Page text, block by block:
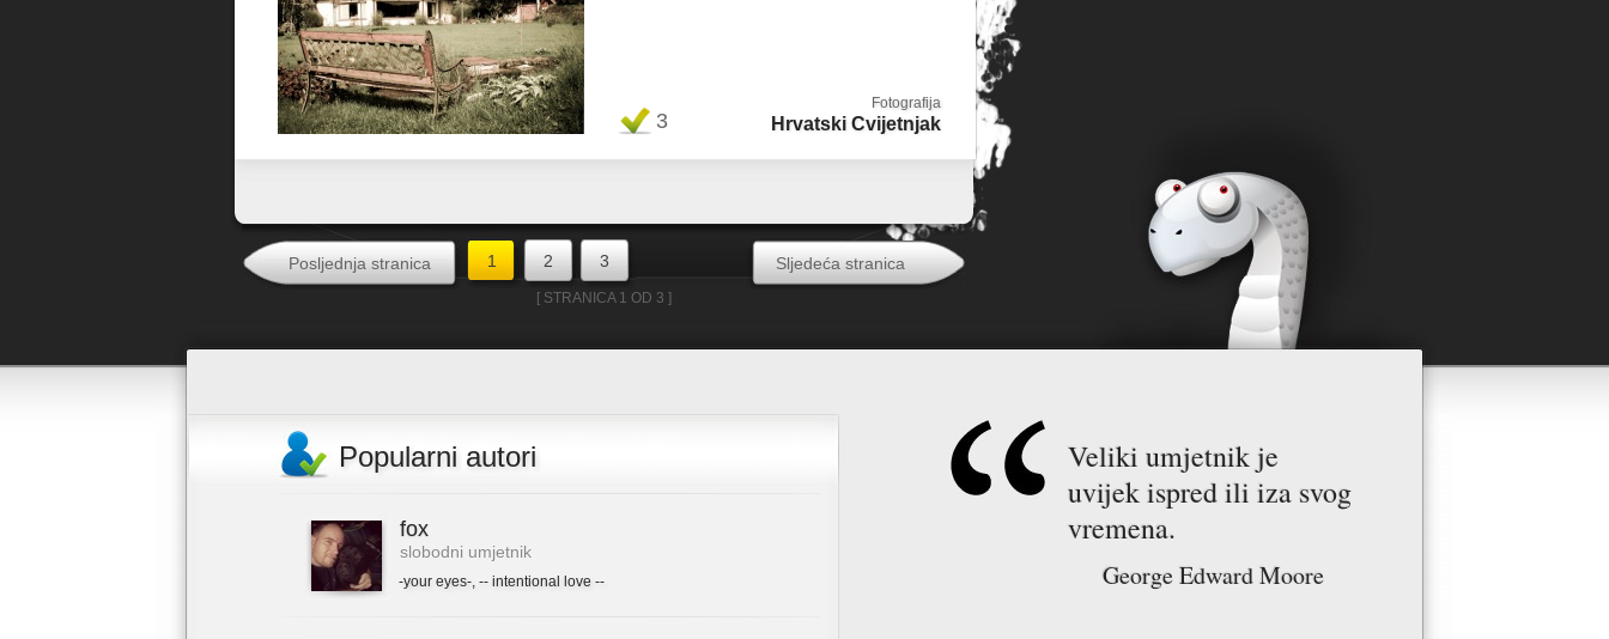
Hrvatski Cvijetnjak
Fotografija
Favorit 3
Sljedeća stranica
Posljednja stranica 1 2 3
[ STRANICA 1 OD 3 ]
Popularni autori
fox
slobodni umjetnik
-your eyes-, -- intentional love --
Veliki umjetnik je
uvijek ispred ili iza svog
vremena.
George Edward Moore